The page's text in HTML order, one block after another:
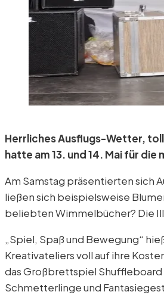
Herrliches Ausflugs-Wetter, tolle Angebote und Aktionen sowie stimmungsvolle Musik an der Bergstation: Das Festwochenende zum 90. Geburtstag der Pfänderbahn
hatte am 13. und 14. Mai für
Am Samstag präsentierten sich
ließen sich beispielsweise
beliebten Wimmelbücher? Die
„Spiel, Spaß und Bewegung“
Kreativateliers voll auf ihre
das Großbrettspiel Shuffleboard
Schmetterlinge und